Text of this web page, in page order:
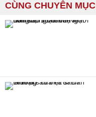
CÙNG CHUYÊN MỤC